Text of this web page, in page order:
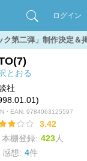
ログイン
ク第二弾」制作決定＆
とおる
社
・EAN: 9784063125597
3.42
本棚登録: 423人
感想: 4件